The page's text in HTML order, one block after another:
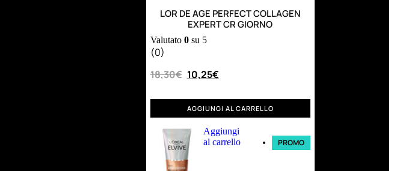
LOR DE AGE PERFECT COLLAGEN
EXPERT CR GIORNO
Valutato 0su 5
(0)
18,30€ 10,25€
AGGIUNGI AL CARRELLO
Aggiungi
al carrello
PROMO